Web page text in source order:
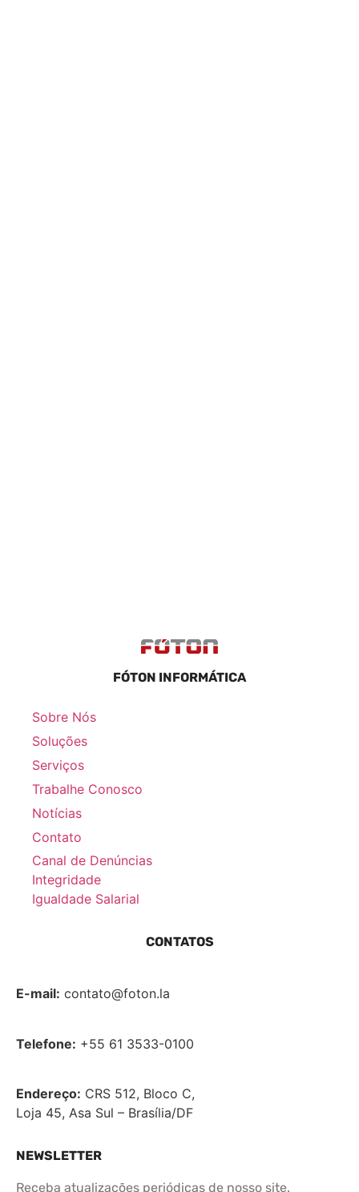
FÓTON INFORMÁTICA
Sobre Nós
Soluções
Serviços
Trabalhe Conosco
Notícias
Contato
Canal de Denúncias
Integridade
Igualdade Salarial
CONTATOS
E-mail: contato@foton.la
Telefone: +55 61 3533-0100
Endereço: CRS 512, Bloco C,
Loja 45, Asa Sul – Brasília/DF
NEWSLETTER
Receba atualizações periódicas de nosso site.